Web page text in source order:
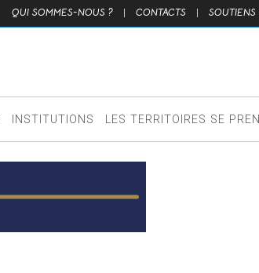
QUI SOMMES-NOUS ? | CONTACTS | SOUTIENS
INSTITUTIONS LES TERRITOIRES SE